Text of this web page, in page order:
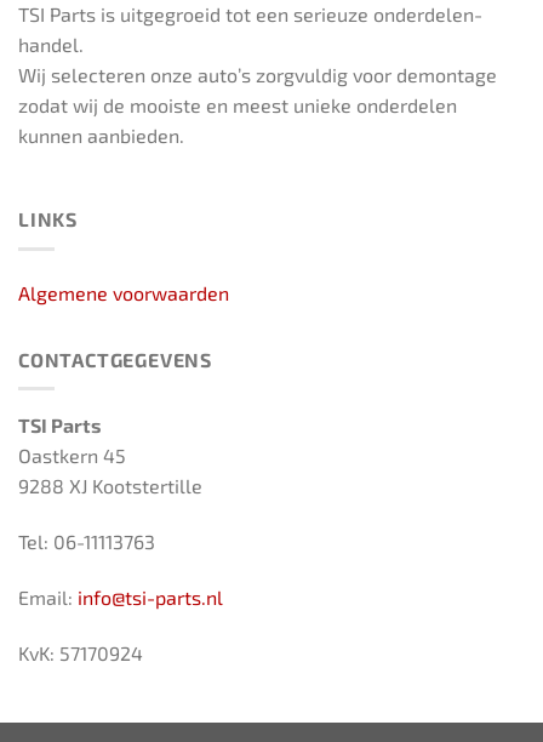
TSI Parts is uitgegroeid tot een serieuze onderdelen-
handel.
Wij selecteren onze auto’s zorgvuldig voor demontage
zodat wij de mooiste en meest unieke onderdelen
kunnen aanbieden.
LINKS
Algemene voorwaarden
CONTACTGEGEVENS
TSI Parts
Oastkern 45
9288 XJ Kootstertille
Tel: 06-11113763
Email: info@tsi-parts.nl
KvK: 57170924